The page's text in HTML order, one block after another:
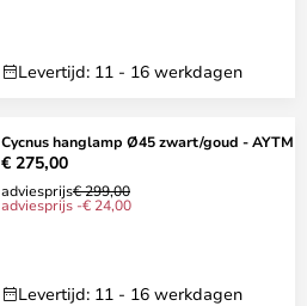
Levertijd: 11 - 16 werkdagen
Cycnus hanglamp Ø45 zwart/goud - AYTM
€ 275,00
adviesprijs€ 299,00
adviesprijs -€ 24,00
Levertijd: 11 - 16 werkdagen